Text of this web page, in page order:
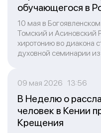
обучающегося в
10 мая в
Томский и Асиновский
хиротонию во диакона
духовной семинарии
09 мая 2026 13:56
В Неделю о
человек в Кении
Крещения